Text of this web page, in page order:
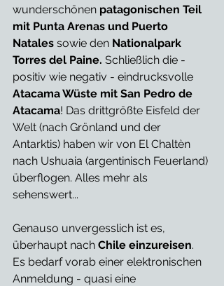
wunderschönen patagonischen Teil
mit Punta Arenas und Puerto
Natales sowie den Nationalpark
Torres del Paine. Schließlich die -
positiv wie negativ - eindrucksvolle
Atacama Wüste mit San Pedro de
Atacama! Das drittgrößte Eisfeld der
Welt (nach Grönland und der
Antarktis) haben wir von El Chaltèn
nach Ushuaia (argentinisch Feuerland)
überflogen. Alles mehr als
sehenswert...
Genauso unvergesslich ist es,
überhaupt nach Chile einzureisen.
Es bedarf vorab einer elektronischen
Anmeldung - quasi eine